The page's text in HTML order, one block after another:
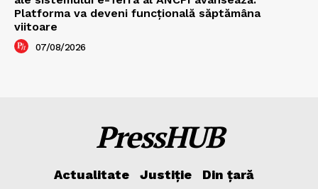
Platforma va deveni funcțională săptămâna
viitoare
07/08/2026
PressHUB
Actualitate Justiție
Din țară